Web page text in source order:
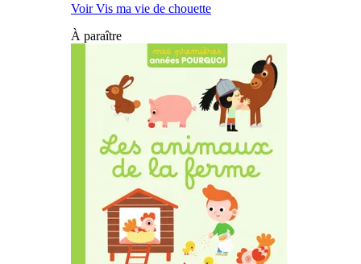
Voir Vis ma vie de chouette
À paraître